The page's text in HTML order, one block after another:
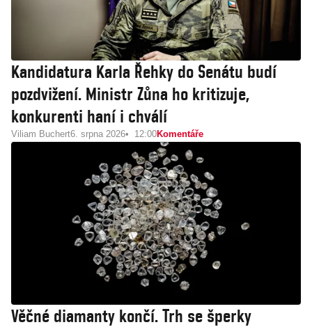
Kandidatura Karla Řehky do Senátu budí
pozdvižení. Ministr Zůna ho kritizuje,
konkurenti haní i chválí
Viliam Buchert6. srpna 2026 12:00Komentáře
Věčné diamanty končí. Trh se šperky